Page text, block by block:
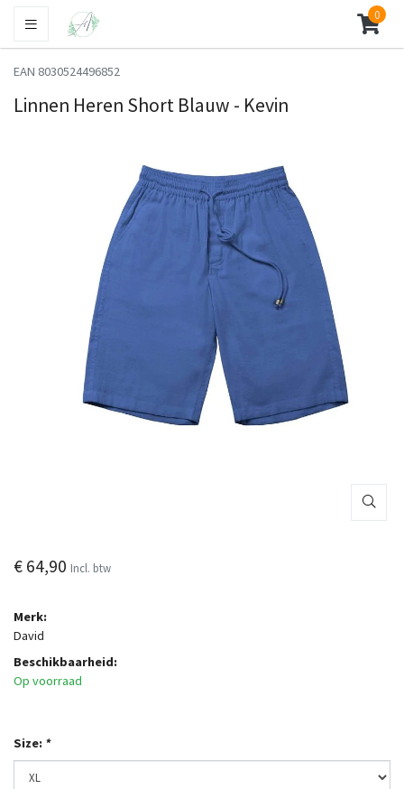
0
EAN 8030524496852
Linnen Heren Short Blauw - Kevin
€ 64,90 Incl. btw
Merk:
David
Beschikbaarheid:
Op voorraad
Size: *